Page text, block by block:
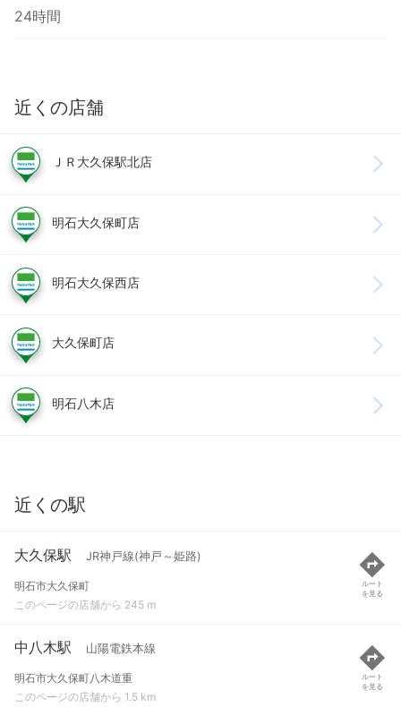
24時間
近くの店舗
ＪＲ大久保駅北店
明石大久保町店
明石大久保西店
大久保町店
明石八木店
近くの駅
大久保駅 JR神戸線(神戸～姫路)
明石市大久保町
このページの店舗から 245 m
ルート
を見る
中八木駅 山陽電鉄本線
明石市大久保町八木道重
このページの店舗から 1.5 km
ルート
を見る